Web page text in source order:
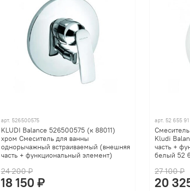
арт. 526500575
KLUDI Balance 526500575 (к 88011)
хром Смеситель для ванны
однорычажный встраиваемый (внешняя
часть + функциональный элемент)
24 200 ₽
18 150 ₽
арт. 52 655 91
Kludi
часть +
белый 52
27 100 ₽
20